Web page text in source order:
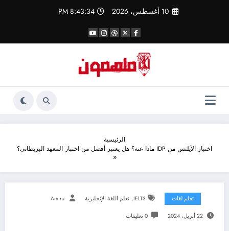
10 أغسطس، 2026 8:43:35 PM
الرئيسية
اختبار الآيلتس من IDP ماذا عنه؟ هل يعتبر أفضل من اختبار المعهد البريطاني؟
تعلم لغات IELTS
, تعلم اللغة الإنجليزية Amira
22 أبريل، 2024 0 تعليقات